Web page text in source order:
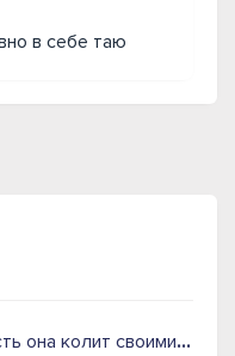
в себе таю
она колит своими словами